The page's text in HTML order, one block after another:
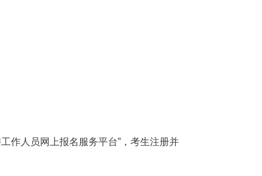
作人员网上报名服务平台”，考生注册并